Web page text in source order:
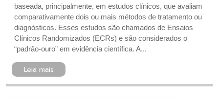
baseada, principalmente, em estudos clínicos, que avaliam
comparativamente dois ou mais métodos de tratamento ou
diagnósticos. Esses estudos são chamados de Ensaios
Clínicos Randomizados (ECRs) e são considerados o
“padrão-ouro” em evidência científica. A...
Leia mais